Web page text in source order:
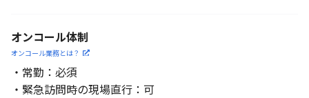
オンコール体制
オンコール業務とは？
・常勤：必須
・緊急訪問時の現場直行：可